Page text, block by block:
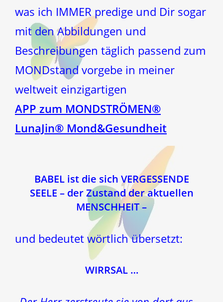
was ich IMMER predige und Dir sogar
mit den Abbildungen und
Beschreibungen täglich passend zum
MONDstand vorgebe in meiner
weltweit einzigartigen
APP zum MONDSTRÖMEN®
LunaJin® Mond&Gesundheit
BABEL ist die sich VERGESSENDE
SEELE – der Zustand der aktuellen
MENSCHHEIT –
und bedeutet wörtlich übersetzt:
WIRRSAL …